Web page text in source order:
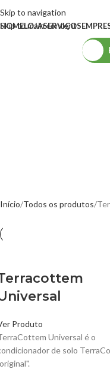
Skip to navigation
Skip to main content
HOMELOJASERVIÇOS
Início Todos os produtos
Produto
Universal é o
de solo